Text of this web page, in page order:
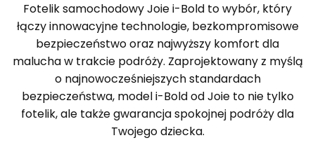
Fotelik samochodowy Joie i-Bold to wybór, który
łączy innowacyjne technologie, bezkompromisowe
bezpieczeństwo oraz najwyższy komfort dla
malucha w trakcie podróży. Zaprojektowany z myślą
o najnowocześniejszych standardach
bezpieczeństwa, model i-Bold od Joie to nie tylko
fotelik, ale także gwarancja spokojnej podróży dla
Twojego dziecka.